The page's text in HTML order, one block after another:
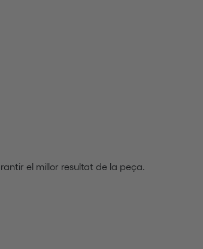
el millor resultat de la peça.